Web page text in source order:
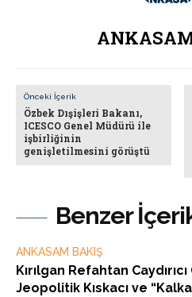
Benzer
ANKASAM BAKIŞ
Kırılgan Refahtan
Jeopolitik Kıskacı ve
Önceki İçerik
Özbek Dışişleri Bakanı,
ICESCO Genel Müdürü ile
işbirliğinin
genişletilmesini görüştü